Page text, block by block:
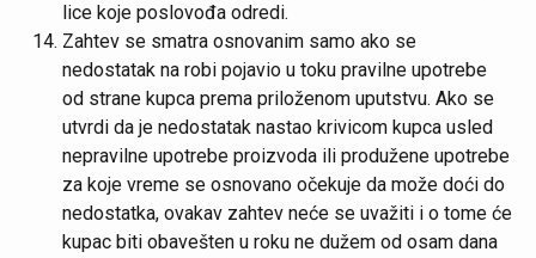
lice koje poslovođa odredi.
Zahtev se smatra osnovanim samo ako se
nedostatak na robi pojavio u toku pravilne upotrebe
od strane kupca prema priloženom uputstvu. Ako se
utvrdi da je nedostatak nastao krivicom kupca usled
nepravilne upotrebe proizvoda ili produžene upotrebe
za koje vreme se osnovano očekuje da može doći do
nedostatka, ovakav zahtev neće se uvažiti i o tome će
kupac biti obavešten u roku ne dužem od osam dana